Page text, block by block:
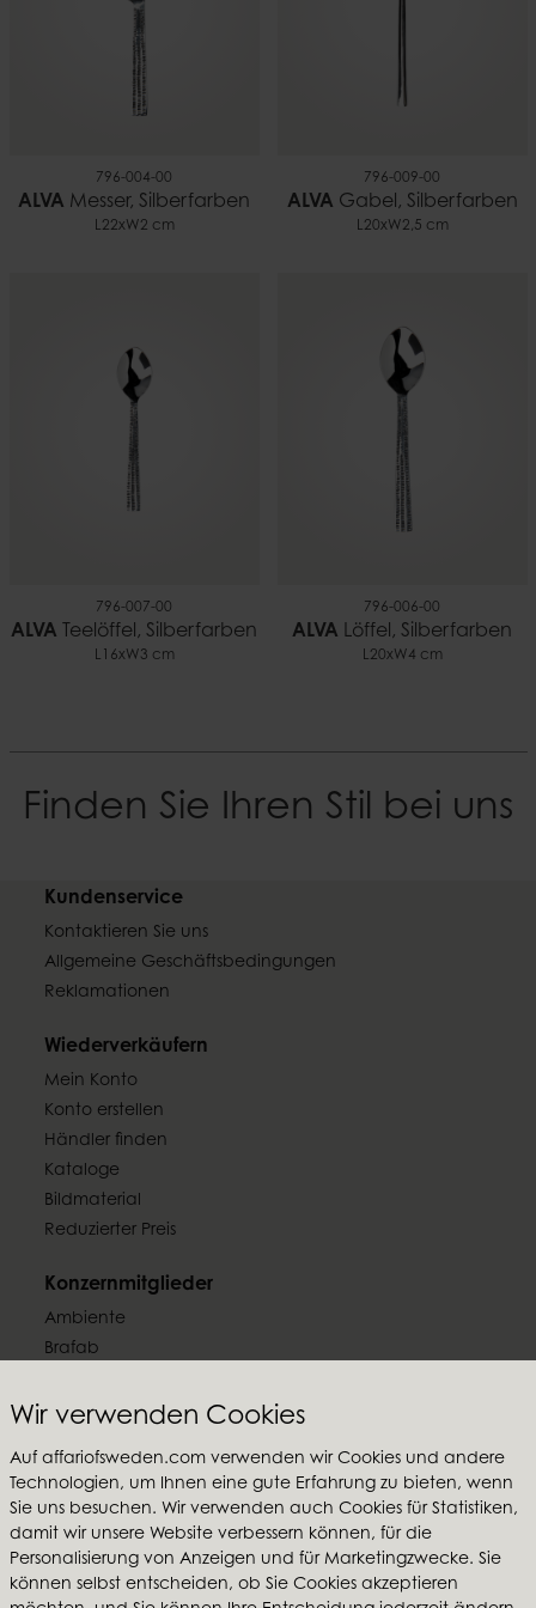
Wir verwenden Cookies
Auf affariofsweden.com verwenden wir Cookies und andere
Technologien, um Ihnen eine gute Erfahrung zu bieten, wenn
Sie uns besuchen. Wir verwenden auch Cookies für Statistiken,
damit wir unsere Website verbessern können, für die
Personalisierung von Anzeigen und für Marketingzwecke. Sie
können selbst entscheiden, ob Sie Cookies akzeptieren
796-004-00
ALVA Messer, Silberfarben
L22xW2 cm
796-009-00
ALVA Gabel, Silberfarben
L20xW2,5 cm
796-007-00
ALVA Teelöffel, Silberfarben
L16xW3 cm
796-006-00
ALVA Löffel, Silberfarben
L20xW4 cm
Finden Sie Ihren Stil bei uns
Kundenservice
Kontaktieren Sie uns
Allgemeine Geschäftsbedingungen
Reklamationen
Wiederverkäufern
Mein Konto
Konto erstellen
Händler finden
Kataloge
Bildmaterial
Reduzierter Preis
Konzernmitglieder
Ambiente
Brafab
Furninova
Folgen Sie uns